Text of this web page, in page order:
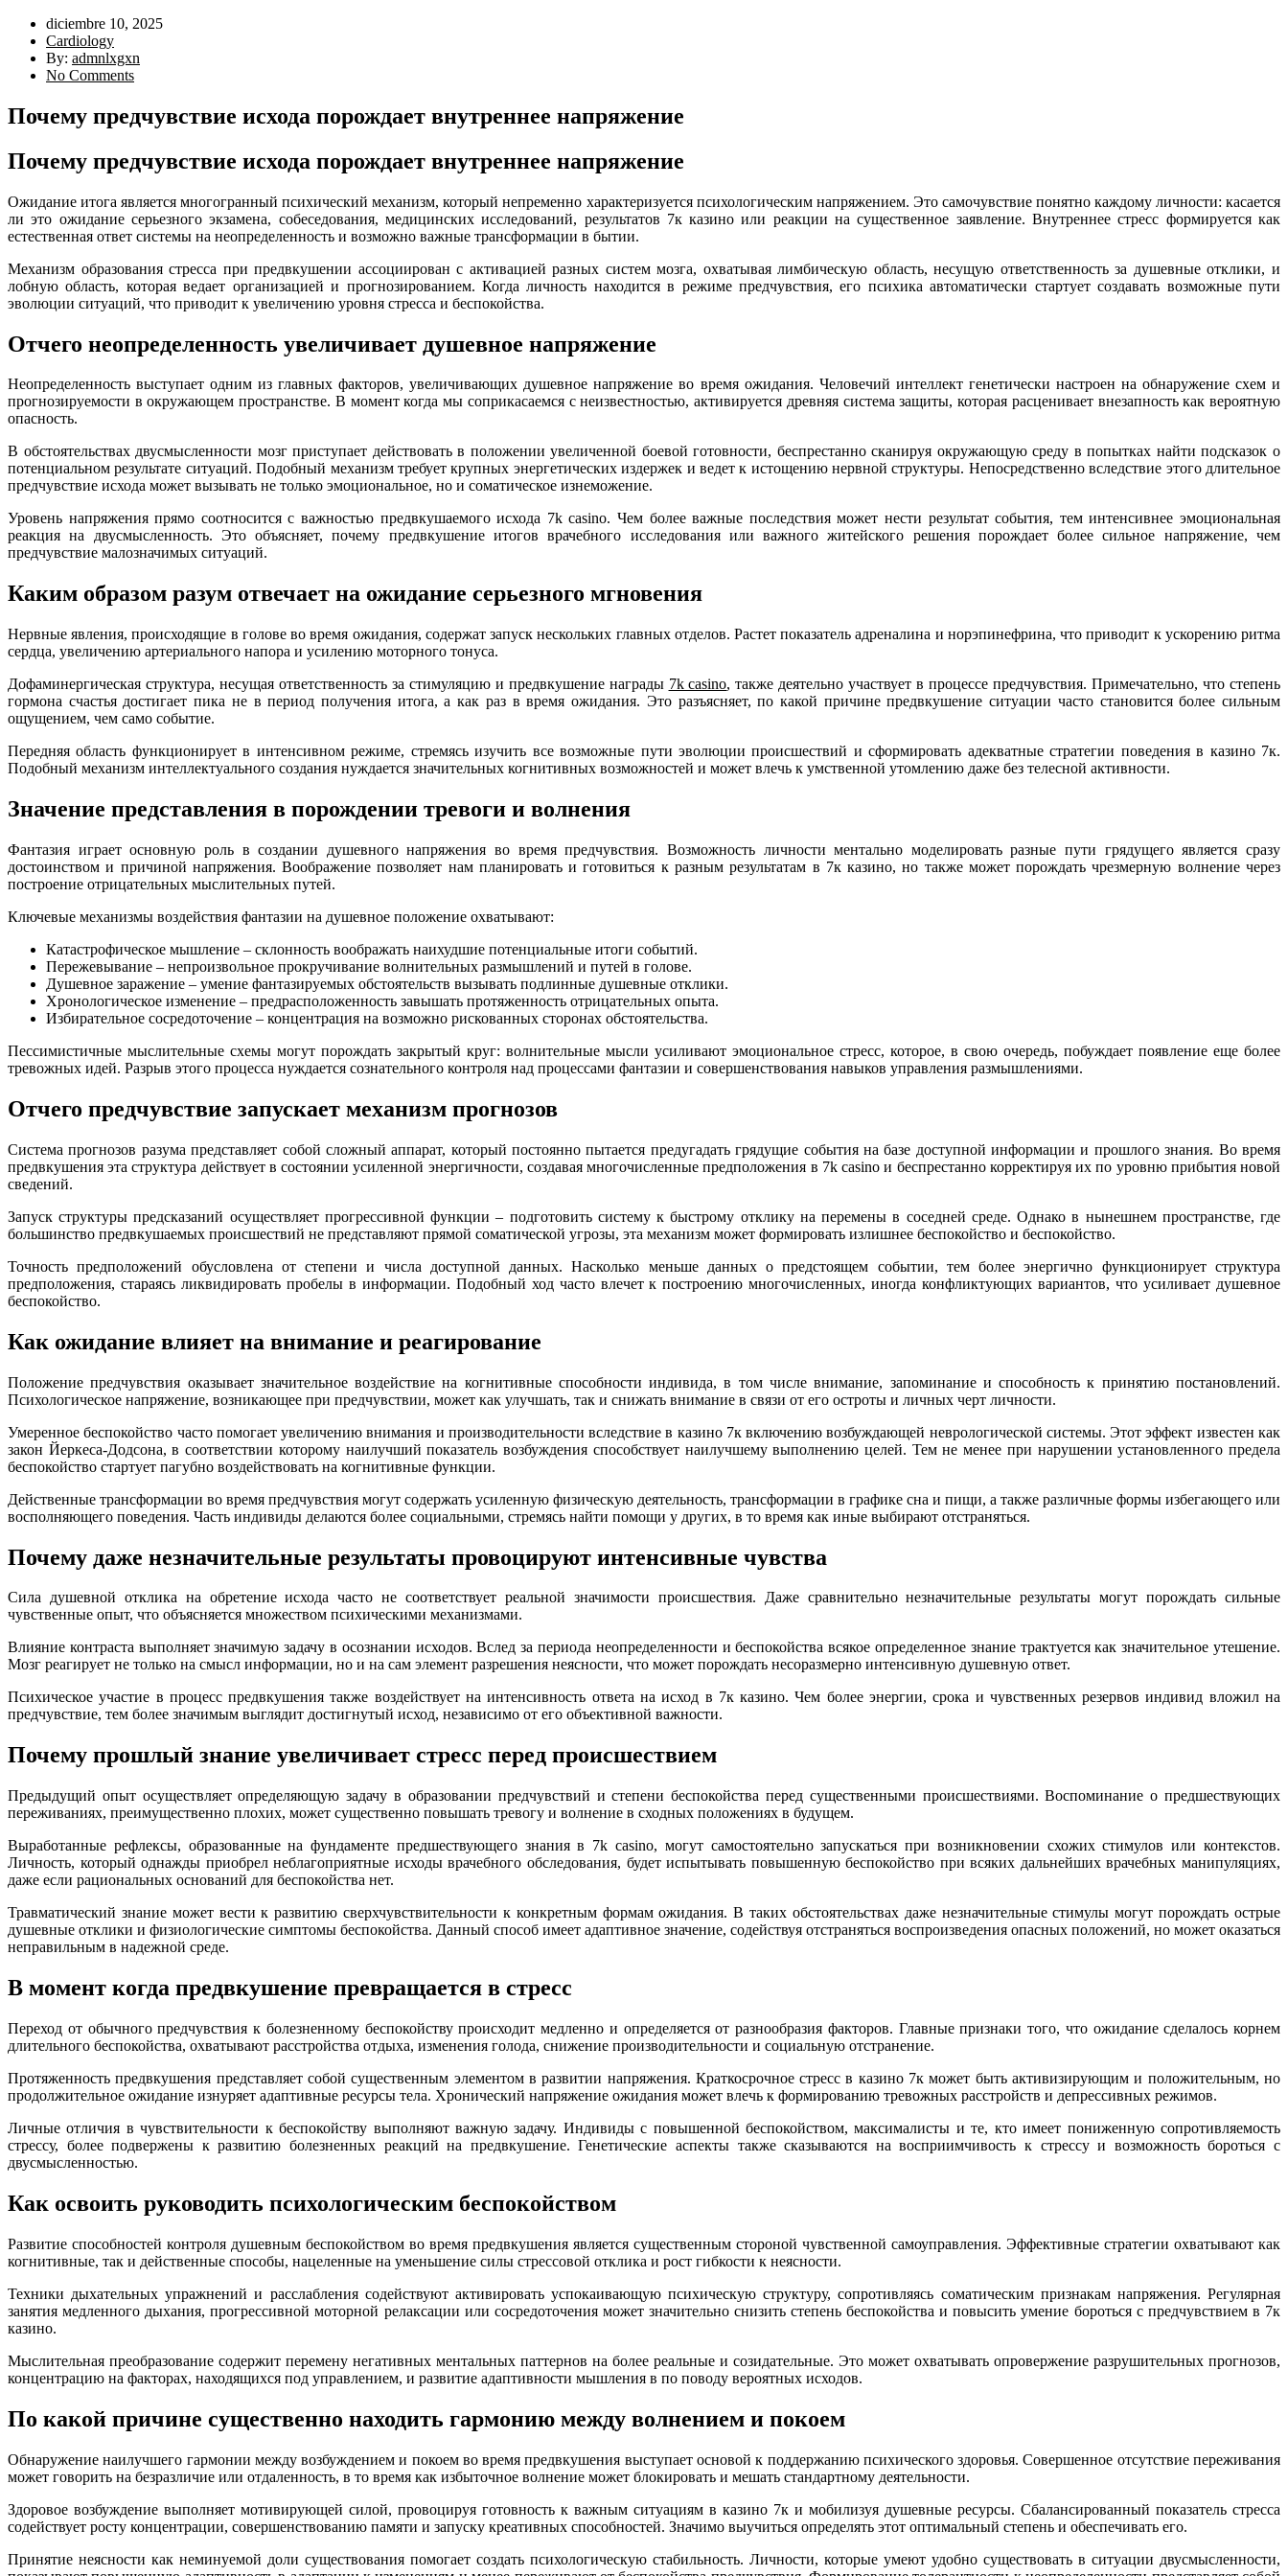
diciembre 10, 2025
Cardiology
By: admnlxgxn
No Comments
Почему предчувствие исхода порождает внутреннее напряжение
Почему предчувствие исхода порождает внутреннее напряжение
Ожидание итога является многогранный психический механизм, который непременно характеризуется психологическим напряжением. Это самочувствие понятно каждому личности: касается
ли это ожидание серьезного экзамена, собеседования, медицинских исследований, результатов 7к казино или реакции на существенное заявление. Внутреннее стресс формируется как
естественная ответ системы на неопределенность и возможно важные трансформации в бытии.
Механизм образования стресса при предвкушении ассоциирован с активацией разных систем мозга, охватывая лимбическую область, несущую ответственность за душевные отклики, и
лобную область, которая ведает организацией и прогнозированием. Когда личность находится в режиме предчувствия, его психика автоматически стартует создавать возможные пути
эволюции ситуаций, что приводит к увеличению уровня стресса и беспокойства.
Отчего неопределенность увеличивает душевное напряжение
Неопределенность выступает одним из главных факторов, увеличивающих душевное напряжение во время ожидания. Человечий интеллект генетически настроен на обнаружение схем и
прогнозируемости в окружающем пространстве. В момент когда мы соприкасаемся с неизвестностью, активируется древняя система защиты, которая расценивает внезапность как вероятную
опасность.
В обстоятельствах двусмысленности мозг приступает действовать в положении увеличенной боевой готовности, беспрестанно сканируя окружающую среду в попытках найти подсказок о
потенциальном результате ситуаций. Подобный механизм требует крупных энергетических издержек и ведет к истощению нервной структуры. Непосредственно вследствие этого длительное
предчувствие исхода может вызывать не только эмоциональное, но и соматическое изнеможение.
Уровень напряжения прямо соотносится с важностью предвкушаемого исхода 7k casino. Чем более важные последствия может нести результат события, тем интенсивнее эмоциональная
реакция на двусмысленность. Это объясняет, почему предвкушение итогов врачебного исследования или важного житейского решения порождает более сильное напряжение, чем
предчувствие малозначимых ситуаций.
Каким образом разум отвечает на ожидание серьезного мгновения
Нервные явления, происходящие в голове во время ожидания, содержат запуск нескольких главных отделов. Растет показатель адреналина и норэпинефрина, что приводит к ускорению ритма
сердца, увеличению артериального напора и усилению моторного тонуса.
Дофаминергическая структура, несущая ответственность за стимуляцию и предвкушение награды 7k casino, также деятельно участвует в процессе предчувствия. Примечательно, что степень
гормона счастья достигает пика не в период получения итога, а как раз в время ожидания. Это разъясняет, по какой причине предвкушение ситуации часто становится более сильным
ощущением, чем само событие.
Передняя область функционирует в интенсивном режиме, стремясь изучить все возможные пути эволюции происшествий и сформировать адекватные стратегии поведения в казино 7к.
Подобный механизм интеллектуального создания нуждается значительных когнитивных возможностей и может влечь к умственной утомлению даже без телесной активности.
Значение представления в порождении тревоги и волнения
Фантазия играет основную роль в создании душевного напряжения во время предчувствия. Возможность личности ментально моделировать разные пути грядущего является сразу
достоинством и причиной напряжения. Воображение позволяет нам планировать и готовиться к разным результатам в 7к казино, но также может порождать чрезмерную волнение через
построение отрицательных мыслительных путей.
Ключевые механизмы воздействия фантазии на душевное положение охватывают:
Катастрофическое мышление – склонность воображать наихудшие потенциальные итоги событий.
Пережевывание – непроизвольное прокручивание волнительных размышлений и путей в голове.
Душевное заражение – умение фантазируемых обстоятельств вызывать подлинные душевные отклики.
Хронологическое изменение – предрасположенность завышать протяженность отрицательных опыта.
Избирательное сосредоточение – концентрация на возможно рискованных сторонах обстоятельства.
Пессимистичные мыслительные схемы могут порождать закрытый круг: волнительные мысли усиливают эмоциональное стресс, которое, в свою очередь, побуждает появление еще более
тревожных идей. Разрыв этого процесса нуждается сознательного контроля над процессами фантазии и совершенствования навыков управления размышлениями.
Отчего предчувствие запускает механизм прогнозов
Система прогнозов разума представляет собой сложный аппарат, который постоянно пытается предугадать грядущие события на базе доступной информации и прошлого знания. Во время
предвкушения эта структура действует в состоянии усиленной энергичности, создавая многочисленные предположения в 7k casino и беспрестанно корректируя их по уровню прибытия новой
сведений.
Запуск структуры предсказаний осуществляет прогрессивной функции – подготовить систему к быстрому отклику на перемены в соседней среде. Однако в нынешнем пространстве, где
большинство предвкушаемых происшествий не представляют прямой соматической угрозы, эта механизм может формировать излишнее беспокойство и беспокойство.
Точность предположений обусловлена от степени и числа доступной данных. Насколько меньше данных о предстоящем событии, тем более энергично функционирует структура
предположения, стараясь ликвидировать пробелы в информации. Подобный ход часто влечет к построению многочисленных, иногда конфликтующих вариантов, что усиливает душевное
беспокойство.
Как ожидание влияет на внимание и реагирование
Положение предчувствия оказывает значительное воздействие на когнитивные способности индивида, в том числе внимание, запоминание и способность к принятию постановлений.
Психологическое напряжение, возникающее при предчувствии, может как улучшать, так и снижать внимание в связи от его остроты и личных черт личности.
Умеренное беспокойство часто помогает увеличению внимания и производительности вследствие в казино 7к включению возбуждающей неврологической системы. Этот эффект известен как
закон Йеркеса-Додсона, в соответствии которому наилучший показатель возбуждения способствует наилучшему выполнению целей. Тем не менее при нарушении установленного предела
беспокойство стартует пагубно воздействовать на когнитивные функции.
Действенные трансформации во время предчувствия могут содержать усиленную физическую деятельность, трансформации в графике сна и пищи, а также различные формы избегающего или
восполняющего поведения. Часть индивиды делаются более социальными, стремясь найти помощи у других, в то время как иные выбирают отстраняться.
Почему даже незначительные результаты провоцируют интенсивные чувства
Сила душевной отклика на обретение исхода часто не соответствует реальной значимости происшествия. Даже сравнительно незначительные результаты могут порождать сильные
чувственные опыт, что объясняется множеством психическими механизмами.
Влияние контраста выполняет значимую задачу в осознании исходов. Вслед за периода неопределенности и беспокойства всякое определенное знание трактуется как значительное утешение.
Мозг реагирует не только на смысл информации, но и на сам элемент разрешения неясности, что может порождать несоразмерно интенсивную душевную ответ.
Психическое участие в процесс предвкушения также воздействует на интенсивность ответа на исход в 7к казино. Чем более энергии, срока и чувственных резервов индивид вложил на
предчувствие, тем более значимым выглядит достигнутый исход, независимо от его объективной важности.
Почему прошлый знание увеличивает стресс перед происшествием
Предыдущий опыт осуществляет определяющую задачу в образовании предчувствий и степени беспокойства перед существенными происшествиями. Воспоминание о предшествующих
переживаниях, преимущественно плохих, может существенно повышать тревогу и волнение в сходных положениях в будущем.
Выработанные рефлексы, образованные на фундаменте предшествующего знания в 7k casino, могут самостоятельно запускаться при возникновении схожих стимулов или контекстов.
Личность, который однажды приобрел неблагоприятные исходы врачебного обследования, будет испытывать повышенную беспокойство при всяких дальнейших врачебных манипуляциях,
даже если рациональных оснований для беспокойства нет.
Травматический знание может вести к развитию сверхчувствительности к конкретным формам ожидания. В таких обстоятельствах даже незначительные стимулы могут порождать острые
душевные отклики и физиологические симптомы беспокойства. Данный способ имеет адаптивное значение, содействуя отстраняться воспроизведения опасных положений, но может оказаться
неправильным в надежной среде.
В момент когда предвкушение превращается в стресс
Переход от обычного предчувствия к болезненному беспокойству происходит медленно и определяется от разнообразия факторов. Главные признаки того, что ожидание сделалось корнем
длительного беспокойства, охватывают расстройства отдыха, изменения голода, снижение производительности и социальную отстранение.
Протяженность предвкушения представляет собой существенным элементом в развитии напряжения. Краткосрочное стресс в казино 7к может быть активизирующим и положительным, но
продолжительное ожидание изнуряет адаптивные ресурсы тела. Хронический напряжение ожидания может влечь к формированию тревожных расстройств и депрессивных режимов.
Личные отличия в чувствительности к беспокойству выполняют важную задачу. Индивиды с повышенной беспокойством, максималисты и те, кто имеет пониженную сопротивляемость
стрессу, более подвержены к развитию болезненных реакций на предвкушение. Генетические аспекты также сказываются на восприимчивость к стрессу и возможность бороться с
двусмысленностью.
Как освоить руководить психологическим беспокойством
Развитие способностей контроля душевным беспокойством во время предвкушения является существенным стороной чувственной самоуправления. Эффективные стратегии охватывают как
когнитивные, так и действенные способы, нацеленные на уменьшение силы стрессовой отклика и рост гибкости к неясности.
Техники дыхательных упражнений и расслабления содействуют активировать успокаивающую психическую структуру, сопротивляясь соматическим признакам напряжения. Регулярная
занятия медленного дыхания, прогрессивной моторной релаксации или сосредоточения может значительно снизить степень беспокойства и повысить умение бороться с предчувствием в 7к
казино.
Мыслительная преобразование содержит перемену негативных ментальных паттернов на более реальные и созидательные. Это может охватывать опровержение разрушительных прогнозов,
концентрацию на факторах, находящихся под управлением, и развитие адаптивности мышления в по поводу вероятных исходов.
По какой причине существенно находить гармонию между волнением и покоем
Обнаружение наилучшего гармонии между возбуждением и покоем во время предвкушения выступает основой к поддержанию психического здоровья. Совершенное отсутствие переживания
может говорить на безразличие или отдаленность, в то время как избыточное волнение может блокировать и мешать стандартному деятельности.
Здоровое возбуждение выполняет мотивирующей силой, провоцируя готовность к важным ситуациям в казино 7к и мобилизуя душевные ресурсы. Сбалансированный показатель стресса
содействует росту концентрации, совершенствованию памяти и запуску креативных способностей. Значимо выучиться определять этот оптимальный степень и обеспечивать его.
Принятие неясности как неминуемой доли существования помогает создать психологическую стабильность. Личности, которые умеют удобно существовать в ситуации двусмысленности,